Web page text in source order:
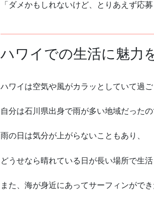
「ダメかもしれないけど、とりあえず応
ハワイでの生活に魅力
ハワイは空気や風がカラッとしていて過
自分は石川県出身で雨が多い地域だったの
雨の日は気分が上がらないこともあり、
どうせなら晴れている日が長い場所で生
また、海が身近にあってサーフィンができ